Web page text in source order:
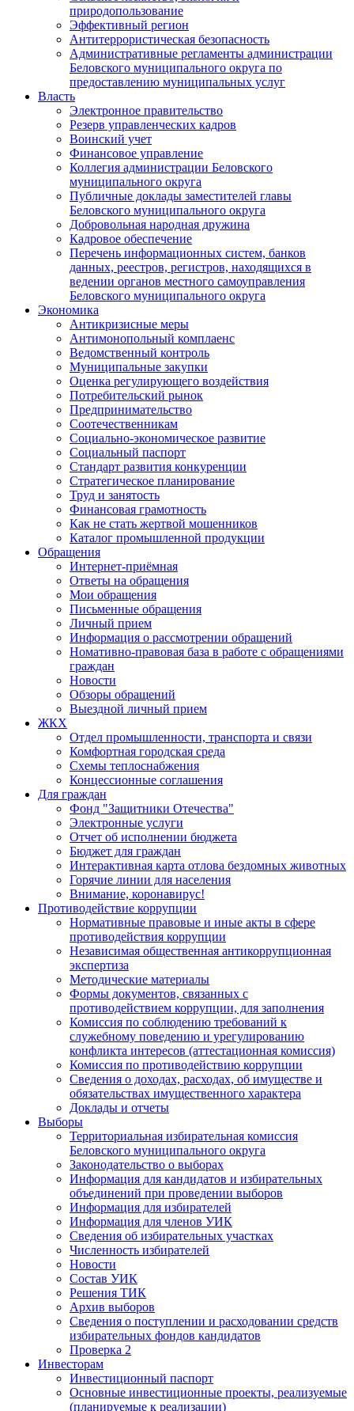
природопользование
Эффективный регион
Антитеррористическая безопасность
Административные регламенты администрации
Беловского муниципального округа по
предоставлению муниципальных услуг
Власть
Электронное правительство
Резерв управленческих кадров
Воинский учет
Финансовое управление
Коллегия администрации Беловского
муниципального округа
Публичные доклады заместителей главы
Беловского муниципального округа
Добровольная народная дружина
Кадровое обеспечение
Перечень информационных систем, банков
данных, реестров, регистров, находящихся в
ведении органов местного самоуправления
Беловского муниципального округа
Экономика
Антикризисные меры
Антимонопольный комплаенс
Ведомственный контроль
Муниципальные закупки
Оценка регулирующего воздействия
Потребительский рынок
Предпринимательство
Соотечественникам
Социально-экономическое развитие
Социальный паспорт
Стандарт развития конкуренции
Стратегическое планирование
Труд и занятость
Финансовая грамотность
Как не стать жертвой мошенников
Каталог промышленной продукции
Обращения
Интернет-приёмная
Ответы на обращения
Мои обращения
Письменные обращения
Личный прием
Информация о рассмотрении обращений
Номативно-правовая база в работе с обращениями
граждан
Новости
Обзоры обращений
Выездной личный прием
ЖКХ
Отдел промышленности, транспорта и связи
Комфортная городская среда
Схемы теплоснабжения
Концессионные соглашения
Для граждан
Фонд "Защитники Отечества"
Электронные услуги
Отчет об исполнении бюджета
Бюджет для граждан
Интерактивная карта отлова бездомных животных
Горячие линии для населения
Внимание, коронавирус!
Противодействие коррупции
Нормативные правовые и иные акты в сфере
противодействия коррупции
Независимая общественная антикоррупционная
экспертиза
Методические материалы
Формы документов, связанных с
противодействием коррупции, для заполнения
Комиссия по соблюдению требований к
служебному поведению и урегулированию
конфликта интересов (аттестационная комиссия)
Комиссия по противодействию коррупции
Сведения о доходах, расходах, об имуществе и
обязательствах имущественного характера
Доклады и отчеты
Выборы
Территориальная избирательная комиссия
Беловского муниципального округа
Законодательство о выборах
Информация для кандидатов и избирательных
объединений при проведении выборов
Информация для избирателей
Информация для членов УИК
Сведения об избирательных участках
Численность избирателей
Новости
Состав УИК
Решения ТИК
Архив выборов
Сведения о поступлении и расходовании средств
избирательных фондов кандидатов
Проверка 2
Инвесторам
Инвестиционный паспорт
Основные инвестиционные проекты, реализуемые
(планируемые к реализации)